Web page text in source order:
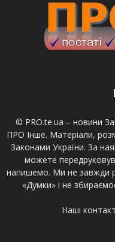
© PRO.te.ua – новини
ПРО Інше. Матеріали,
Законами України. За
можете
напишемо. Ми не завжди
«Думки» і не
Наші